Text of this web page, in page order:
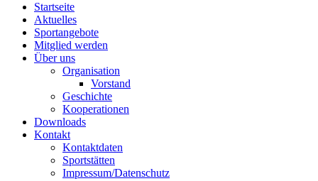
Startseite
Aktuelles
Sportangebote
Mitglied werden
Über uns
Organisation
Vorstand
Geschichte
Kooperationen
Downloads
Kontakt
Kontaktdaten
Sportstätten
Impressum/Datenschutz